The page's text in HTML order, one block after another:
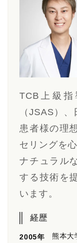
TCB上級
（JSAS）
患者様の理
セリングを
ナチュラル
する技術を
います。
経歴
2005年 熊本大